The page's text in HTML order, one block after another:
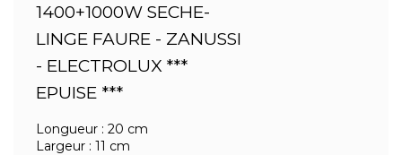
1400+1000W SECHE-
LINGE FAURE - ZANUSSI
- ELECTROLUX ***
EPUISE ***
Longueur : 20 cm
Largeur : 11 cm